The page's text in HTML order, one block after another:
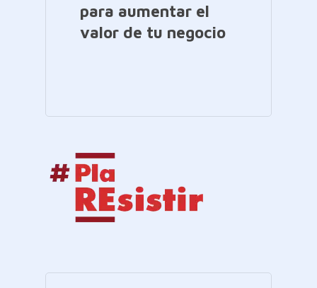
para aumentar el
valor de tu negocio